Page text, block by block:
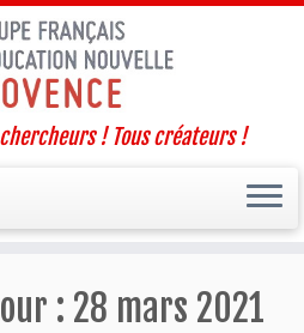
chercheurs ! Tous créateurs !
: 28 mars 2021